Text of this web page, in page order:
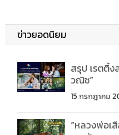
ข่าวยอดนิยม
สรุป เรตติ้ง
วณิช”
15 กรกฎาคม
“หลวงพ่อเ